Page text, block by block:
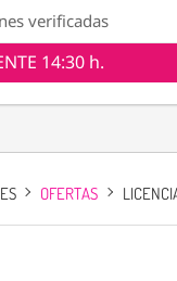
verificadas
14:30 h.
OFERTAS